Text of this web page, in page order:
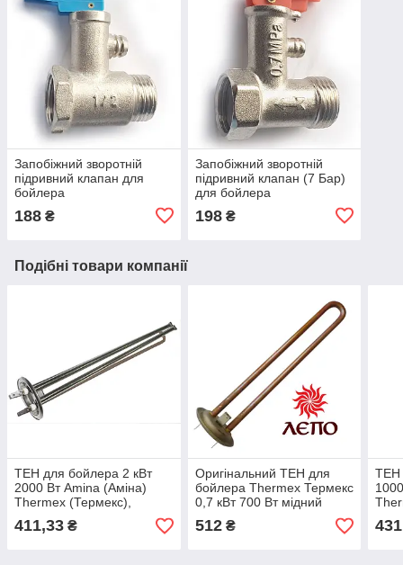
Запобіжний зворотній
підривний клапан для
бойлера
188 ₴
Запобіжний зворотній
підривний клапан (7 Бар)
для бойлера
198₴
Подібні товари компанії
ТЕН для бойлера 2 кВт
2000 Вт Amina (Аміна)
Thermex (Термекс),
Garanterm (Гарантерм)
фланець 63 мм мідний
411,33 ₴
Оригінальний ТЕН для
бойлера Thermex Термекс
0,7 кВт 700 Вт мідний
Італія
512₴
ТЕН